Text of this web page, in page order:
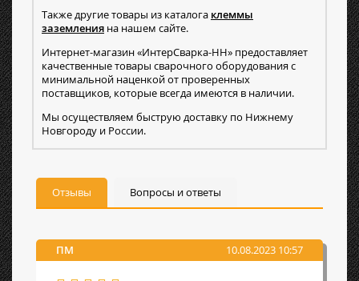
Также другие товары из каталога клеммы
заземления на нашем сайте.
Интернет-магазин «ИнтерСварка-НН» предоставляет
качественные товары сварочного оборудования с
минимальной наценкой от проверенных
поставщиков, которые всегда имеются в наличии.
Мы осуществляем быструю доставку по Нижнему
Новгороду и России.
Отзывы Вопросы и ответы
ПМ 10.08.2023 10:57